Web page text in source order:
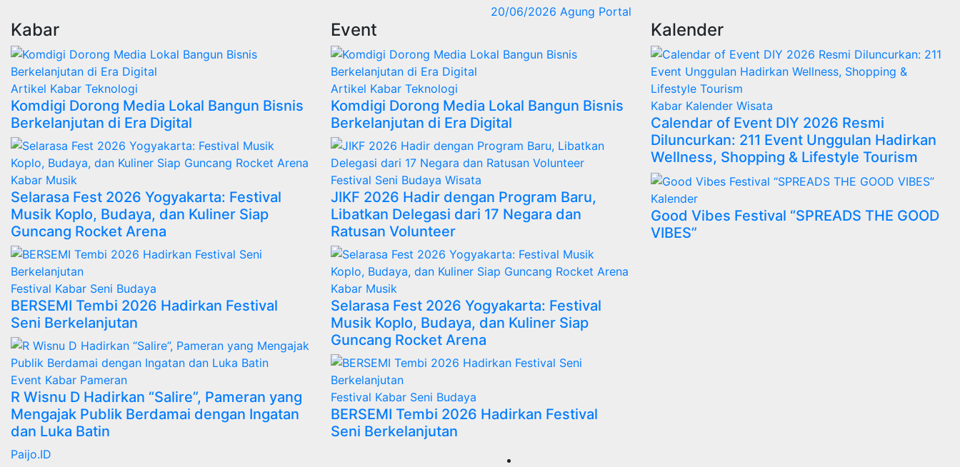
20/06/2026 Agung Portal
Kabar
Artikel Kabar Teknologi
Komdigi Dorong Media Lokal Bangun Bisnis
Berkelanjutan di Era Digital
Kabar Musik
Selarasa Fest 2026 Yogyakarta: Festival
Musik Koplo, Budaya, dan Kuliner Siap
Guncang Rocket Arena
Festival Kabar Seni Budaya
BERSEMI Tembi 2026 Hadirkan Festival
Seni Berkelanjutan
Event Kabar Pameran
R Wisnu D Hadirkan “Salire”, Pameran yang
Mengajak Publik Berdamai dengan Ingatan
dan Luka Batin
Event
Artikel Kabar Teknologi
Komdigi Dorong Media Lokal Bangun Bisnis
Berkelanjutan di Era Digital
Festival Seni Budaya Wisata
JIKF 2026 Hadir dengan Program Baru,
Libatkan Delegasi dari 17 Negara dan
Ratusan Volunteer
Kabar Musik
Selarasa Fest 2026 Yogyakarta: Festival
Musik Koplo, Budaya, dan Kuliner Siap
Guncang Rocket Arena
Festival Kabar Seni Budaya
BERSEMI Tembi 2026 Hadirkan Festival
Seni Berkelanjutan
Kalender
Kabar Kalender Wisata
Calendar of Event DIY 2026 Resmi
Diluncurkan: 211 Event Unggulan Hadirkan
Wellness, Shopping & Lifestyle Tourism
Kalender
Good Vibes Festival “SPREADS THE GOOD
VIBES”
Paijo.ID